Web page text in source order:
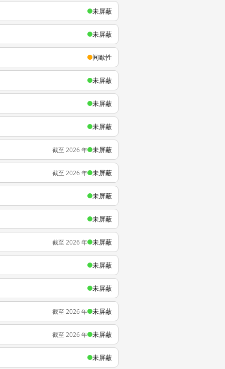
未屏蔽
未屏蔽
间歇性
未屏蔽
未屏蔽
未屏蔽
截至 2026 年 未屏蔽
截至 2026 年 未屏蔽
未屏蔽
未屏蔽
截至 2026 年 未屏蔽
未屏蔽
未屏蔽
截至 2026 年 未屏蔽
截至 2026 年 未屏蔽
未屏蔽